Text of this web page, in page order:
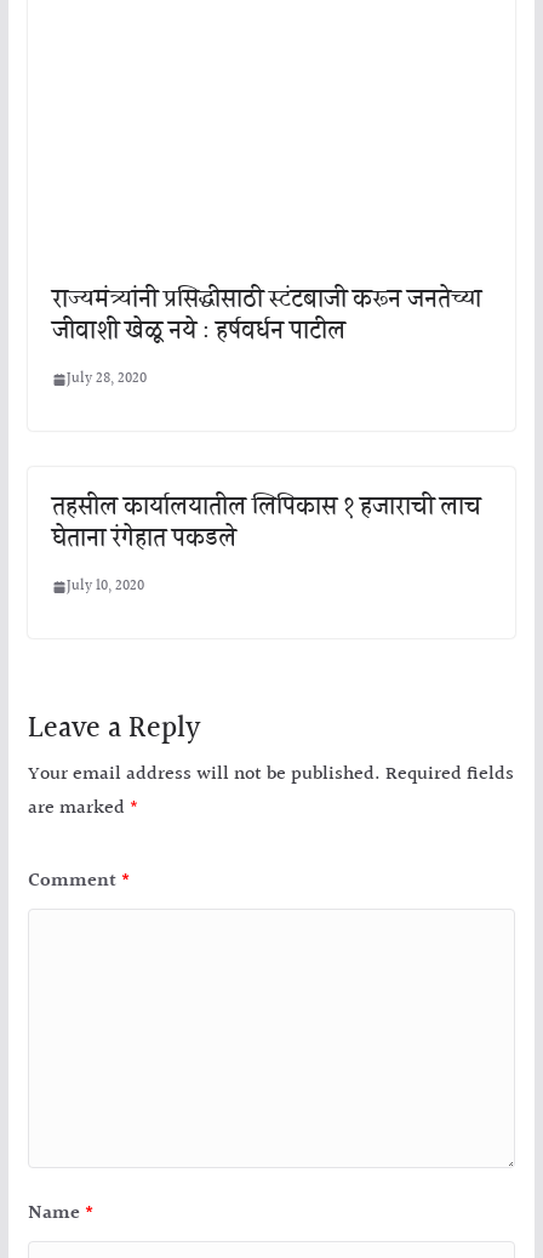
राज्यमंत्र्यांनी प्रसिद्धीसाठी स्टंटबाजी करून जनतेच्या
जीवाशी खेळू नये : हर्षवर्धन पाटील
July 28, 2020
तहसील कार्यालयातील लिपिकास १ हजाराची लाच
घेताना रंगेहात पकडले
July 10, 2020
Leave a Reply
Your email address will not be published. Required fields
are marked *
Comment *
Name *